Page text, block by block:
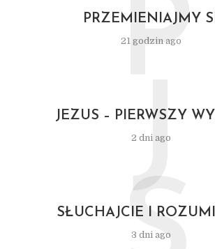
PRZEMIENIAJMY
21 godzin ago
P
JEZUS – PIERWSZY
2 dni ago
J
SŁUCHAJCIE I
3 dni ago